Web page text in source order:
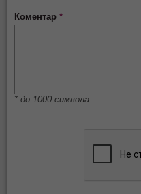
Коментар*
* до 1000 символа